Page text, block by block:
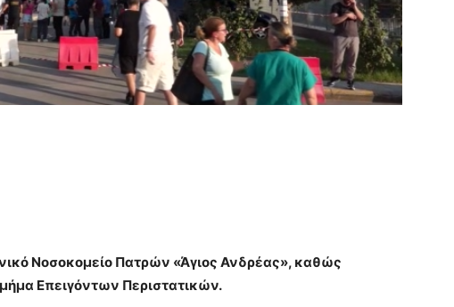
Νοσοκομείο Πατρών «Άγιος Ανδρέας», καθώς
Επειγόντων Περιστατικών.